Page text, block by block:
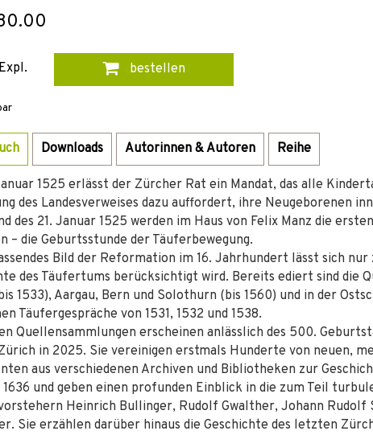
Expl. bestellen
Downloads Autorinnen & Autoren Reihe
1525 erlässt der Zürcher Rat ein Mandat, das alle
des Landesverweises dazu auffordert, ihre Neugeborenen
des 21. Januar 1525 werden im Haus von Felix Manz die
– die Geburtsstunde der Täuferbewegung.
Bild der Reformation im 16. Jahrhundert lässt sich nur
des Täufertums berücksichtigt wird. Bereits ediert sind die
1533), Aargau, Bern und Solothurn (bis 1560) und in der
Täufergespräche von 1531, 1532 und 1538.
Quellensammlungen erscheinen anlässlich des 500.
in 2025. Sie vereinigen erstmals Hunderte von neuen,
aus verschiedenen Archiven und Bibliotheken zur
1636 und geben einen profunden Einblick in die zum Teil
Heinrich Bullinger, Rudolf Gwalther, Johann Rudolf
Sie erzählen darüber hinaus die Geschichte des letzten